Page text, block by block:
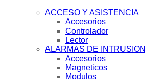
ACCESO Y ASISTENCIA
Accesorios
Controlador
Lector
ALARMAS DE INTRUSION
Accesorios
Magneticos
Modulos